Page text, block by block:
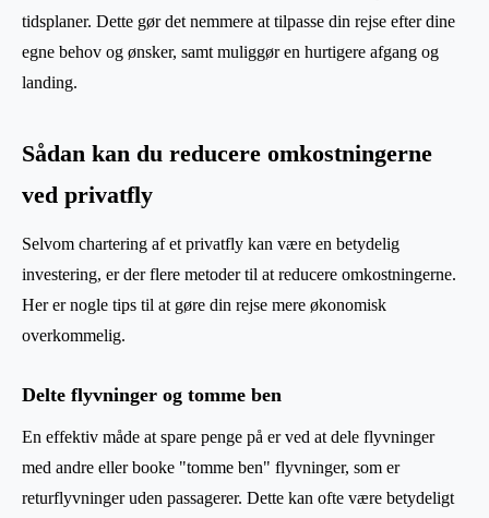
tidsplaner. Dette gør det nemmere at tilpasse din rejse efter dine
egne behov og ønsker, samt muliggør en hurtigere afgang og
landing.
Sådan kan du reducere omkostningerne
ved privatfly
Selvom chartering af et privatfly kan være en betydelig
investering, er der flere metoder til at reducere omkostningerne.
Her er nogle tips til at gøre din rejse mere økonomisk
overkommelig.
Delte flyvninger og tomme ben
En effektiv måde at spare penge på er ved at dele flyvninger
med andre eller booke "tomme ben" flyvninger, som er
returflyvninger uden passagerer. Dette kan ofte være betydeligt